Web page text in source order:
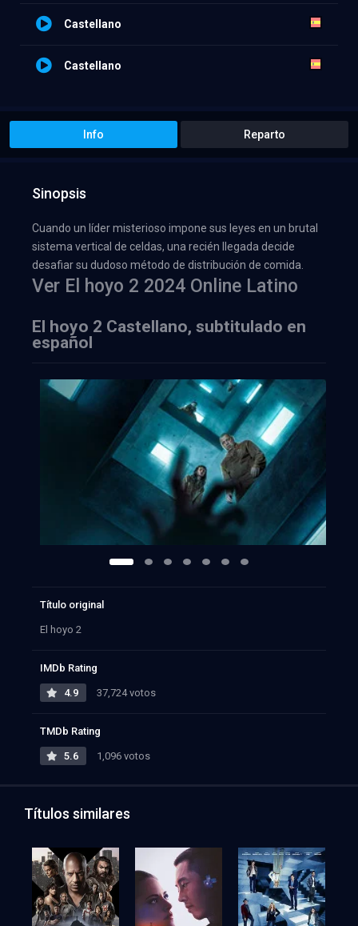
Castellano
Castellano
Info Reparto
Sinopsis
Cuando un líder misterioso impone sus leyes en un brutal
sistema vertical de celdas, una recién llegada decide
desafiar su dudoso método de distribución de comida.
Ver El hoyo 2 2024 Online Latino
El hoyo 2 Castellano, subtitulado en
español
Título original
El hoyo 2
IMDb Rating
4.9 37,724 votos
TMDb Rating
5.6 1,096 votos
Títulos similares